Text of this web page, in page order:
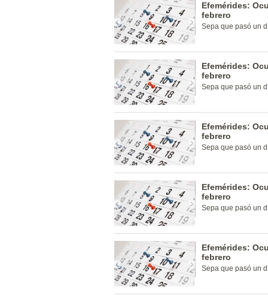
Efemérides:
febrero
Sepa que pasó un
Efemérides:
febrero
Sepa que pasó un
Efemérides:
febrero
Sepa que pasó un
Efemérides:
febrero
Sepa que pasó un
Efemérides:
febrero
Sepa que pasó un